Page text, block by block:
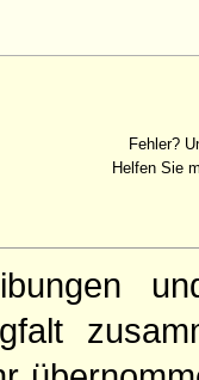
Fehler?
Helfen Sie